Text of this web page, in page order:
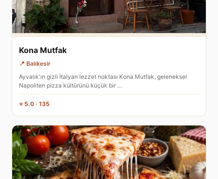
Kona Mutfak
📍 Balıkesir
Ayvalık'ın gizli İtalyan lezzet noktası Kona Mutfak, geleneksel
Napoliten pizza kültürünü küçük bir …
⭐ 5.0 · 135